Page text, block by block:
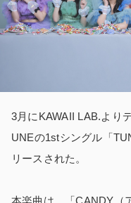
3月にKAWAII LAB.より
UNEの1stシングル「
リースされた。